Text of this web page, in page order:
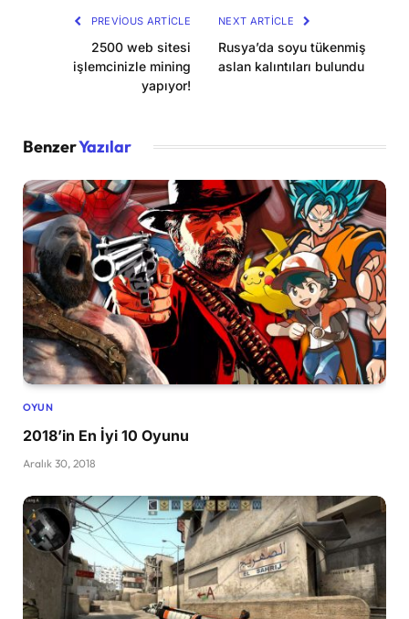
PREVIOUS ARTICLE
2500 web sitesi
işlemcinizle mining
yapıyor!
NEXT ARTICLE
Rusya’da soyu tükenmiş
aslan kalıntıları bulundu
BenzerYazılar
OYUN
2018’in En İyi 10 Oyunu
Aralık 30, 2018